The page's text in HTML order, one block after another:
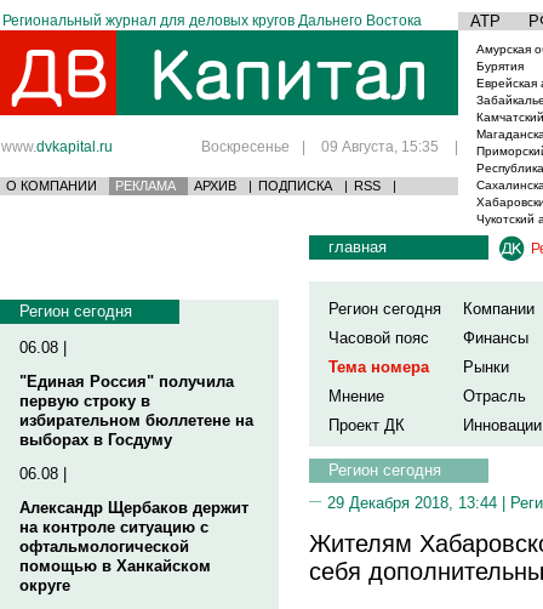
Региональный журнал для деловых кругов Дальнего Востока АТР
www.dvkapital.ru Воскресенье | 09 Августа, 15:35 |
О КОМПАНИИ РЕКЛАМА АРХИВ | ПОДПИСКА | RSS |
Амурская
Бурятия
Еврейская
Чукотский
Регион сегодня
06.08 |
"Единая Россия" получила
первую строку в
избирательном бюллетене на
выборах в Госдуму
06.08 |
Александр Щербаков держит
на контроле ситуацию с
офтальмологической
помощью в Ханкайском
округе
главная
Регион сегодня
Компании
Часовой пояс
Финансы
Тема номера
Рынки
Мнение
Отрасль
Проект ДК
Инновации
Регион сегодня
29 Декабря 2018, 13:44 |
Жителям
себя